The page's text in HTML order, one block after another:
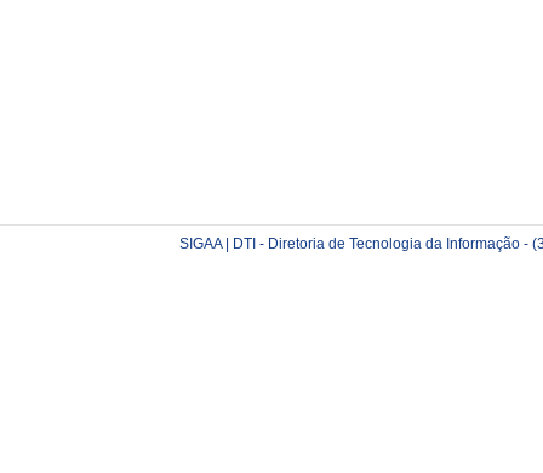
SIGAA | DTI - Diretoria de Tecnologia da Informação